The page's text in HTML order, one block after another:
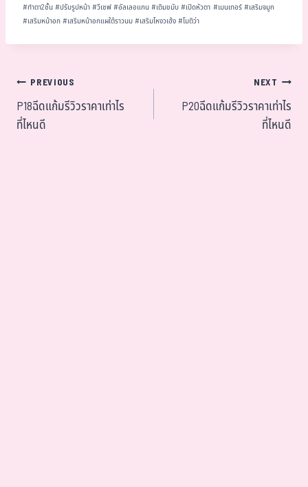
#ทำตา2ชั้น#ปรับรูปหน้า#วีเชฟ#อัลเลอแกน#เติมขมับ #เปิดหัวตา #เมนเทอร์ #เสริมจมูก
#เสริมหน้าอก#เสริมหน้าอกแผใต้ราวนม#เสริมโหงวเฮ้ง#โมติว่า
PREVIOUS
P18ฉีดแก้มรีวิวราคาเท่าไร
ที่ไหนดี
NEXT
P20ฉีดแก้มรีวิวราคาเท่าไร
ที่ไหนดี